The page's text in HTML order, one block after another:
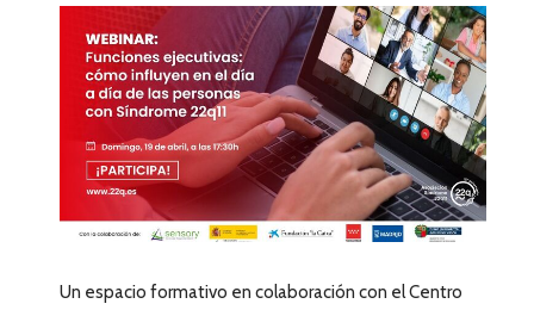
Un espacio formativo en colaboración con el Centro